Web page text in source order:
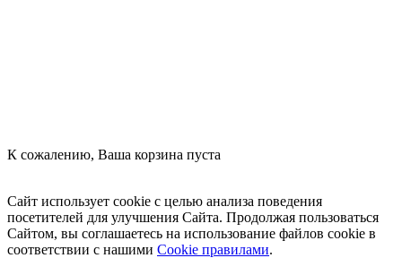
К сожалению, Ваша корзина пуста
Сайт использует cookie с целью анализа поведения
посетителей для улучшения Сайта. Продолжая пользоваться
Сайтом, вы соглашаетесь на использование файлов cookie в
соответствии с нашими Cookiе правилами.